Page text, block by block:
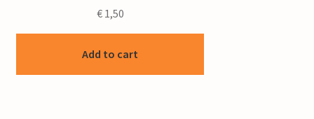
€1,50
Add to cart